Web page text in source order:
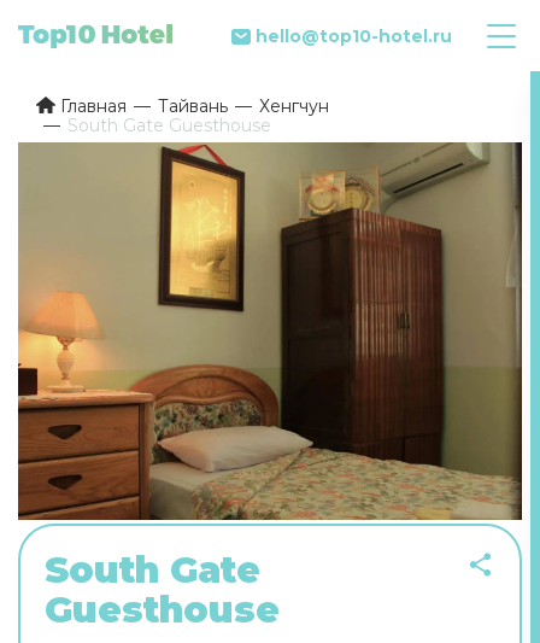
hello@top10-hotel.ru
Главная Тайвань
Хенгчун
South Gate Guesthouse
South Gate
Guesthouse